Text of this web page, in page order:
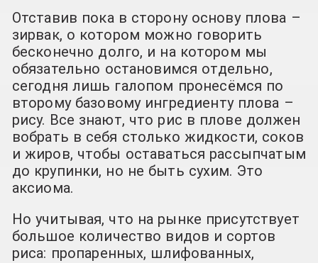
Отставив пока в сторону основу плова –
зирвак, о котором можно говорить
бесконечно долго, и на котором мы
обязательно остановимся отдельно,
сегодня лишь галопом пронесёмся по
второму базовому ингредиенту плова –
рису. Все знают, что рис в плове должен
вобрать в себя столько жидкости, соков
и жиров, чтобы оставаться рассыпчатым
до крупинки, но не быть сухим. Это
аксиома.
Но учитывая, что на рынке присутствует
большое количество видов и сортов
риса: пропаренных, шлифованных,